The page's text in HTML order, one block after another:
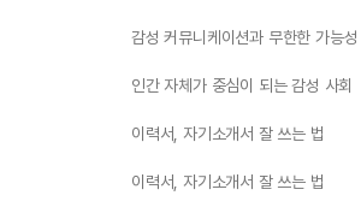
감성 커뮤니케이션과 무한한 가능성
인간 자체가 중심이 되는 감성 사회
이력서, 자기소개서 잘 쓰는 법
이력서, 자기소개서 잘 쓰는 법